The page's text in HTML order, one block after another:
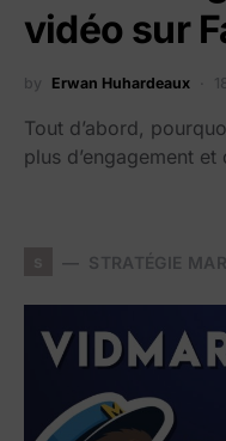
vidéo sur
by Erwan Huhardeaux
Tout d’abord,
plus d’engagement
STRATÉGIE